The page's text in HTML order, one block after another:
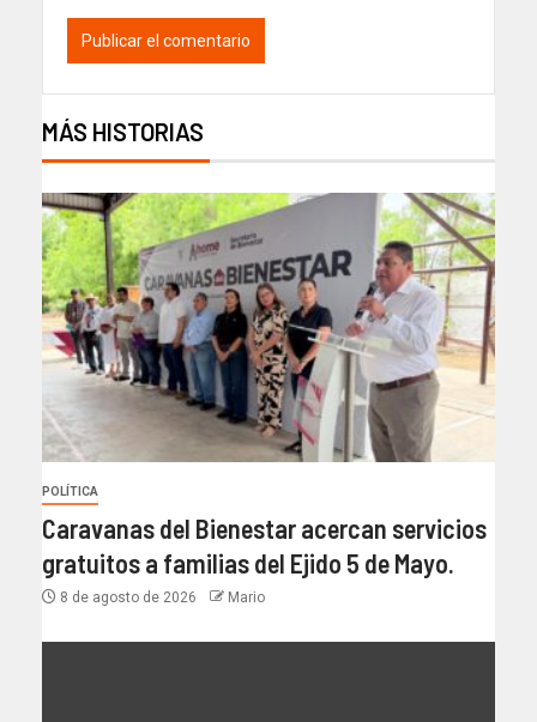
MÁS HISTORIAS
POLÍTICA
Caravanas del Bienestar acercan servicios
gratuitos a familias del Ejido 5 de Mayo.
8 de agosto de 2026 Mario